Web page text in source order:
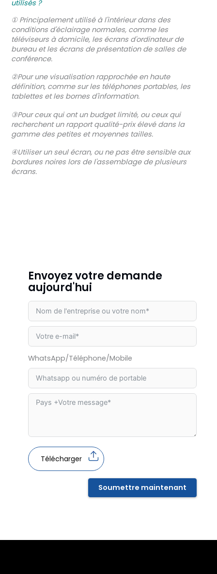
utilisés ?
① Principalement utilisé à l'intérieur dans des
conditions d'éclairage normales, comme les
téléviseurs à domicile, les écrans d'ordinateur de
bureau et les écrans de présentation de salles de
conférence.
②Pour une visualisation rapprochée en haute
définition, comme sur les téléphones portables, les
tablettes et les bornes d'information.
③Pour ceux qui ont un budget limité, ou ceux qui
recherchent un rapport qualité-prix élevé dans la
gamme des petites et moyennes tailles.
④Utiliser un seul écran, ou ne pas être sensible aux
bordures noires lors de l'assemblage de plusieurs
écrans.
Envoyez votre demande
aujourd'hui
WhatsApp/Téléphone/Mobile
Télécharger
Soumettre maintenant